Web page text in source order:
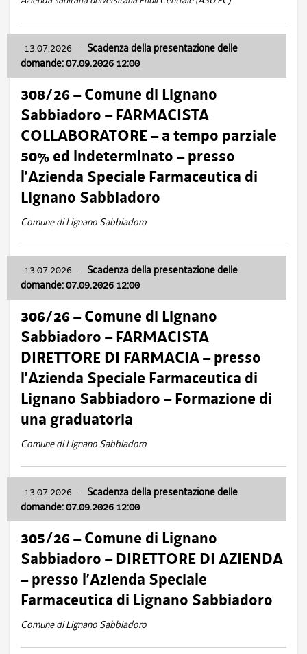
13.07.2026 - Scadenza della presentazione delle
domande: 07.09.2026 12:00
308/26 – Comune di Lignano
Sabbiadoro – FARMACISTA
COLLABORATORE – a tempo parziale
50% ed indeterminato – presso
l’Azienda Speciale Farmaceutica di
Lignano Sabbiadoro
Comune di Lignano Sabbiadoro
13.07.2026 - Scadenza della presentazione delle
domande: 07.09.2026 12:00
306/26 – Comune di Lignano
Sabbiadoro – FARMACISTA
DIRETTORE DI FARMACIA – presso
l’Azienda Speciale Farmaceutica di
Lignano Sabbiadoro – Formazione di
una graduatoria
Comune di Lignano Sabbiadoro
13.07.2026 - Scadenza della presentazione delle
domande: 07.09.2026 12:00
305/26 – Comune di Lignano
Sabbiadoro – DIRETTORE DI AZIENDA
– presso l’Azienda Speciale
Farmaceutica di Lignano Sabbiadoro
Comune di Lignano Sabbiadoro